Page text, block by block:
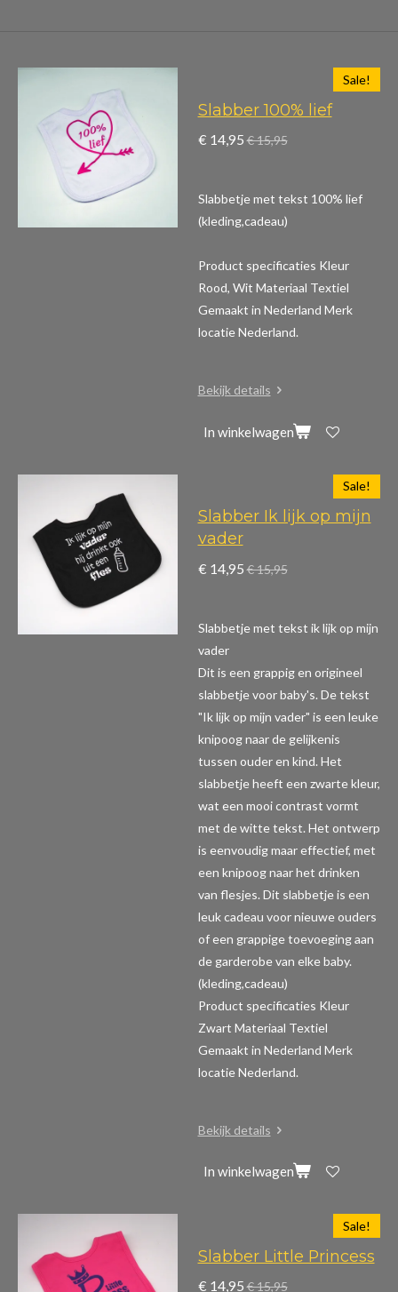
Sale!
Slabber 100% lief
€ 14,95 € 15,95
Slabbetje met tekst 100% lief
(kleding,cadeau)
Product specificaties Kleur
Rood, Wit Materiaal Textiel
Gemaakt in Nederland Merk
locatie Nederland.
Bekijk details
In winkelwagen
Sale!
Slabber Ik lijk op mijn
vader
€ 14,95 € 15,95
Slabbetje met tekst ik lijk op mijn
vader
Dit is een grappig en origineel
slabbetje voor baby's. De tekst
"Ik lijk op mijn vader" is een leuke
knipoog naar de gelijkenis
tussen ouder en kind. Het
slabbetje heeft een zwarte kleur,
wat een mooi contrast vormt
met de witte tekst. Het ontwerp
is eenvoudig maar effectief, met
een knipoog naar het drinken
van flesjes. Dit slabbetje is een
leuk cadeau voor nieuwe ouders
of een grappige toevoeging aan
de garderobe van elke baby.
(kleding,cadeau)
Product specificaties Kleur
Zwart Materiaal Textiel
Gemaakt in Nederland Merk
locatie Nederland.
Bekijk details
In winkelwagen
Sale!
Slabber Little Princess
€ 14,95 € 15,95